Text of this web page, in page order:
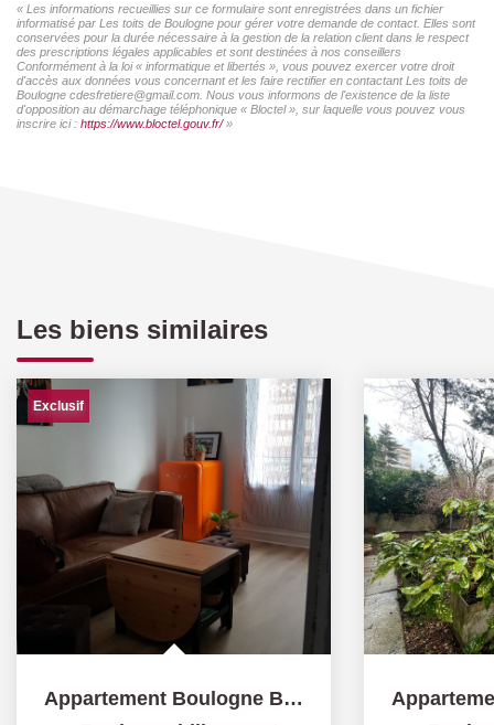
« Les informations recueillies sur ce formulaire sont enregistrées dans un fichier
informatisé par Les toits de Boulogne pour gérer votre demande de contact. Elles sont
conservées pour la durée nécessaire à la gestion de la relation client dans le respect
des prescriptions légales applicables et sont destinées à nos conseillers
Conformément à la loi « informatique et libertés », vous pouvez exercer votre droit
d'accès aux données vous concernant et les faire rectifier en contactant Les toits de
Boulogne cdesfretiere@gmail.com. Nous vous informons de l'existence de la liste
d'opposition au démarchage téléphonique « Bloctel », sur laquelle vous pouvez vous
inscrire ici : https://www.bloctel.gouv.fr/»
Les biens similaires
Exclusif
Appartement Boulogne Billancourt 2 pièce(s) 23.89 m2